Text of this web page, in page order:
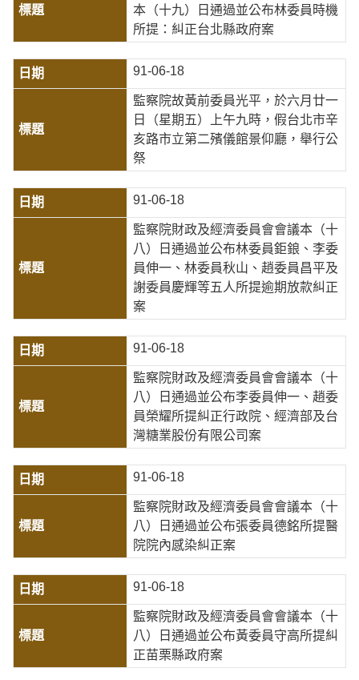
本（十九）日通過並公布林委員時機
所提：糾正台北縣政府案
91-06-18
監察院故黃前委員光平，於六月廿一
日（星期五）上午九時，假台北市辛
亥路市立第二殯儀館景仰廳，舉行公
祭
91-06-18
監察院財政及經濟委員會會議本（十
八）日通過並公布林委員鉅鋃、李委
員伸一、林委員秋山、趙委員昌平及
謝委員慶輝等五人所提逾期放款糾正
案
91-06-18
監察院財政及經濟委員會會議本（十
八）日通過並公布李委員伸一、趙委
員榮耀所提糾正行政院、經濟部及台
灣糖業股份有限公司案
91-06-18
監察院財政及經濟委員會會議本（十
八）日通過並公布張委員德銘所提醫
院院內感染糾正案
91-06-18
監察院財政及經濟委員會會議本（十
八）日通過並公布黃委員守高所提糾
正苗栗縣政府案